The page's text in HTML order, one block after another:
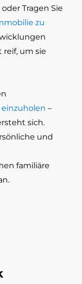
oder Tragen Sie
zu
reif, um sie
einzuholen –
sich.
und
familiäre